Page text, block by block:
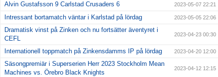
Alvin Gustafsson 9 Carlstad Crusaders 6 2023-05-07 22:21
Intressant bortamatch väntar i Karlstad på lördag 2023-05-05 22:06
Dramatisk vinst på Zinken och nu fortsätter äventyret i
CEFL
2023-04-23 00:30
Internationell toppmatch på Zinkensdamms IP på lördag 2023-04-20 12:00
Säsongpremiär i Superserien Herr 2023 Stockholm Mean
Machines vs. Örebro Black Knights
2023-04-12 12:15